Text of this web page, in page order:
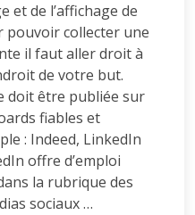
et de l’affichage de
pouvoir collecter une
il faut aller droit à
de votre but.
doit être publiée sur
fiables et
: Indeed, LinkedIn
offre d’emploi
la rubrique des
sociaux …